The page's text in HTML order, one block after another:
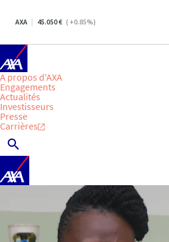
AXA 45.050 ( +0.85%)
A propos d'AXA
Engagements
Actualités
Investisseurs
Presse
Carrières